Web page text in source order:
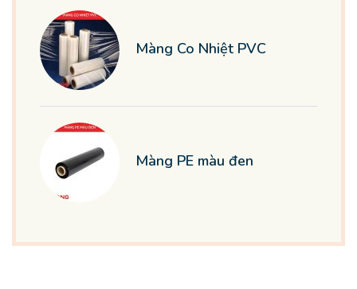
Màng Co Nhiệt PVC
Màng PE màu đen